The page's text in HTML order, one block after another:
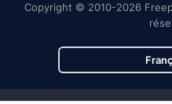
Copyright © 2010-2026